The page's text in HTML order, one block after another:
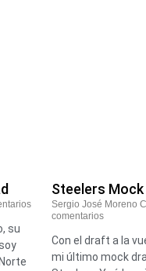
su
Steelers
Sergio José Moreno
comentarios
Con el draft a la
mi último mock